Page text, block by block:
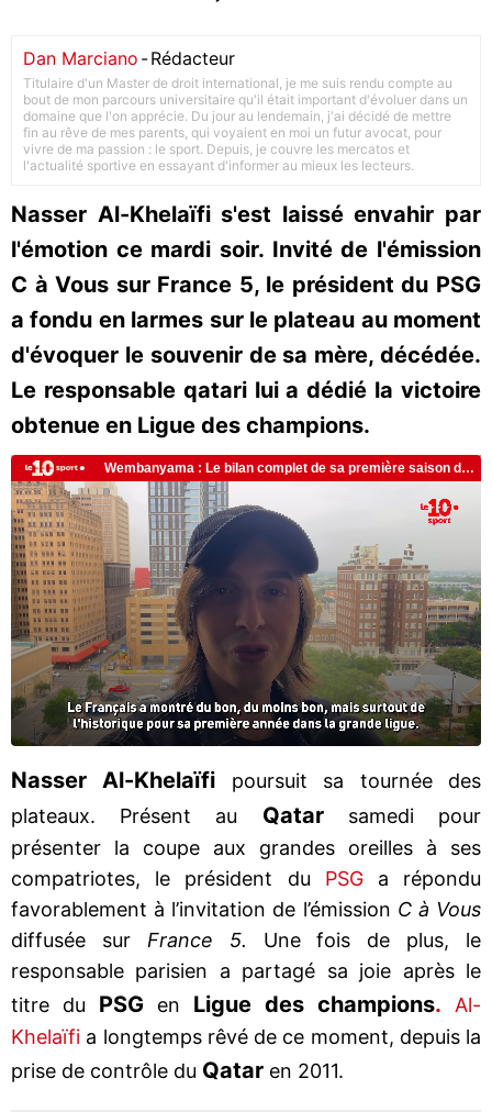
Dan Marciano -Rédacteur
Titulaire d'un Master de droit international, je me suis rendu compte au
bout de mon parcours universitaire qu'il était important d'évoluer dans un
domaine que l'on apprécie. Du jour au lendemain, j'ai décidé de mettre
fin au rêve de mes parents, qui voyaient en moi un futur avocat, pour
vivre de ma passion : le sport. Depuis, je couvre les mercatos et
l'actualité sportive en essayant d'informer au mieux les lecteurs.
Nasser Al-Khelaïfi s'est laissé envahir par
l'émotion ce mardi soir. Invité de l'émission
C à Vous sur France 5, le président du PSG
a fondu en larmes sur le plateau au moment
d'évoquer le souvenir de sa mère, décédée.
Le responsable qatari lui a dédié la victoire
obtenue en Ligue des champions.
Nasser Al-Khelaïfi
poursuit sa tournée des
plateaux. Présent au Qatar
samedi pour
présenter la coupe aux grandes oreilles à ses
compatriotes, le président du PSG a répondu
favorablement à l’invitation de l’émission C à Vous
diffusée surFrance 5. Une fois de plus, le
responsable parisien a partagé sa joie après le
titre du
PSG en Ligue des champions. Al-
Khelaïfi a longtemps rêvé de ce moment, depuis la
prise de contrôle du Qatar en 2011.